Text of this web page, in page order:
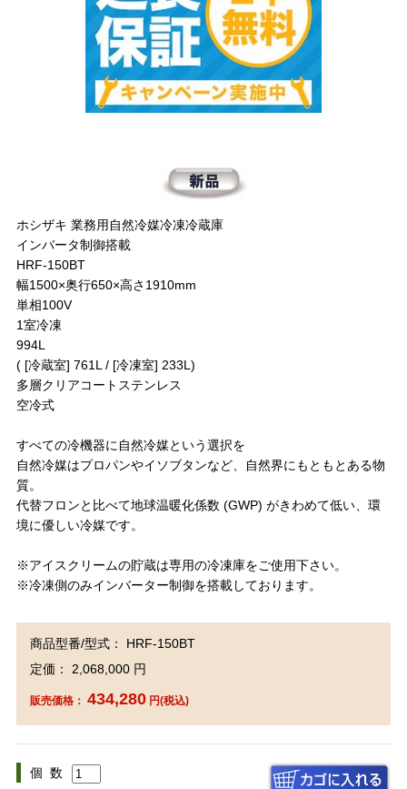
ホシザキ 業務用自然冷媒冷凍冷蔵庫
インバータ制御搭載
HRF-150BT
幅1500×奥行650×高さ1910mm
単相100V
1室冷凍
994L
( [冷蔵室] 761L / [冷凍室] 233L)
多層クリアコートステンレス
空冷式
すべての冷機器に自然冷媒という選択を
自然冷媒はプロパンやイソブタンなど、自然界にもともとある物
質。
代替フロンと比べて地球温暖化係数 (GWP) がきわめて低い、環
境に優しい冷媒です。
※アイスクリームの貯蔵は専用の冷凍庫をご使用下さい。
※冷凍側のみインバーター制御を搭載しております。
商品型番/型式： HRF-150BT
定価： 2,068,000 円
販売価格： 434,280円(税込)
個 数